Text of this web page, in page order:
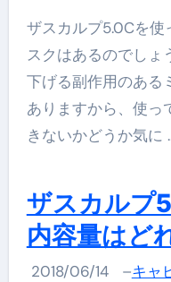
ザスカルプ5.0Cを使って低血圧になってしまうリ
スクはあるのでしょ
下げる副作用のある
ありますから、使っ
きないかどうか気に
ザスカルプ
内容量はど
2018/06/14 –キャ